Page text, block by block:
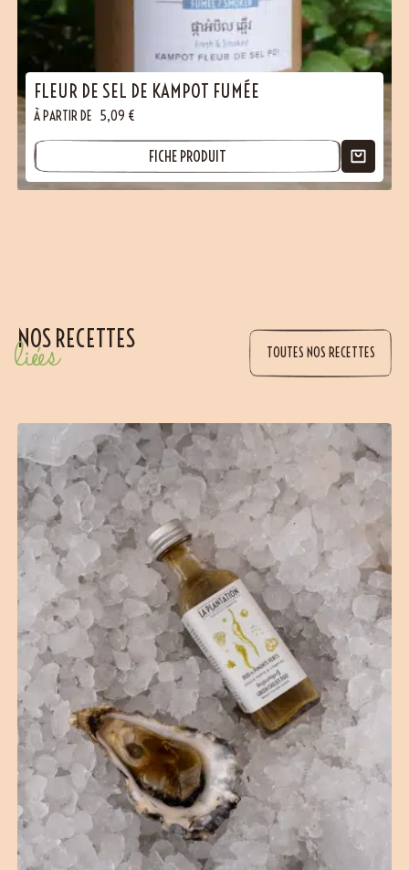
(10 avis)
FLEUR DE SEL DE KAMPOT FUMÉE
À PARTIR DE 5,09 €
FICHE PRODUIT
NOS RECETTES
liées TOUTES NOS RECETTES